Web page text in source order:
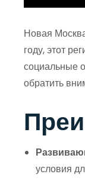
Новая
году, этот
социальные
обратить
условия